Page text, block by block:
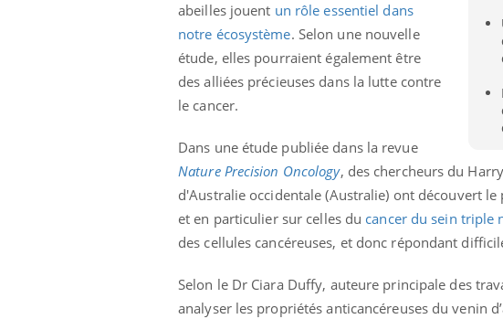
abeilles jouent un rôle essentiel dans
notre écosystème. Selon une nouvelle
étude, elles pourraient également être
des alliées précieuses dans la lutte contre
le cancer.
Dans une étude publiée dans la revue
Nature Precision Oncology, des chercheurs du
d'Australie occidentale (Australie) ont découvert
et en particulier sur celles du cancer du sein triple
des cellules cancéreuses, et donc répondant
Selon le Dr Ciara Duffy, auteure principale des
analyser les propriétés anticancéreuses du venin
Fortes chaleurs :
pourquoi le risque de
noyade grimpe-t-il ?
Le Viagra pourrait-il
freiner la propagation du
Pourquoi manger moins
de protéines pourrait
finalement être bénéfique